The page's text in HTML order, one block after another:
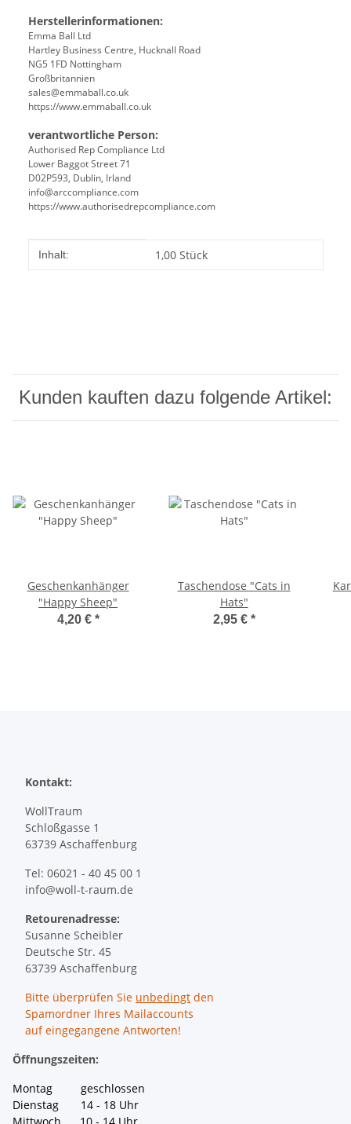
Herstellerinformationen:
Emma Ball Ltd
Hartley Business Centre, Hucknall Road
NG5 1FD Nottingham
Großbritannien
sales@emmaball.co.uk
https://www.emmaball.co.uk
verantwortliche Person:
Authorised Rep Compliance Ltd
Lower Baggot Street 71
D02P593, Dublin, Irland
info@arccompliance.com
https://www.authorisedrepcompliance.com
Produkteigenschaft
Wert
Inhalt: 1,00 Stück
Kunden kauften dazu folgende Artikel:
Geschenkanhänger
"Happy Sheep"
4,20 € *
Taschendose "Cats in
Hats"
2,95 € *
Kontakt:
WollTraum
Schloßgasse 1
63739 Aschaffenburg
Tel: 06021 - 40 45 00 1
info@woll-t-raum.de
Retourenadresse:
Susanne Scheibler
Deutsche Str. 45
63739 Aschaffenburg
Bitte überprüfen Sie unbedingt den
Spamordner Ihres Mailaccounts
auf eingegangene Antworten!
Öffnungszeiten:
Montag geschlossen
Dienstag 14 - 18 Uhr